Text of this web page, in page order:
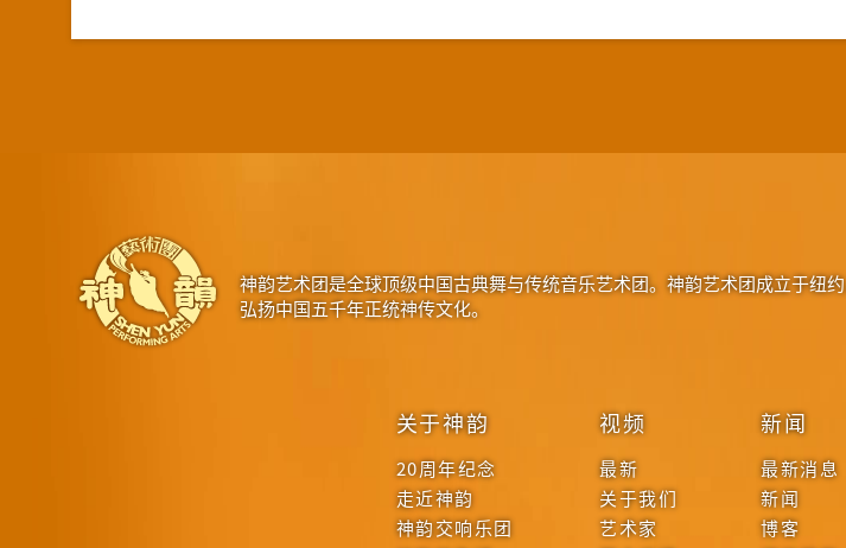
神韵艺术团是全球顶级中国古典舞与传统音乐艺术团。神韵艺术团成立于纽
弘扬中国五千年正统神传文化。
关于神韵
20周年纪念
走近神韵
神韵交响乐团
视频
最新
关于我们
艺术家
新闻
最新消息
新闻
博客